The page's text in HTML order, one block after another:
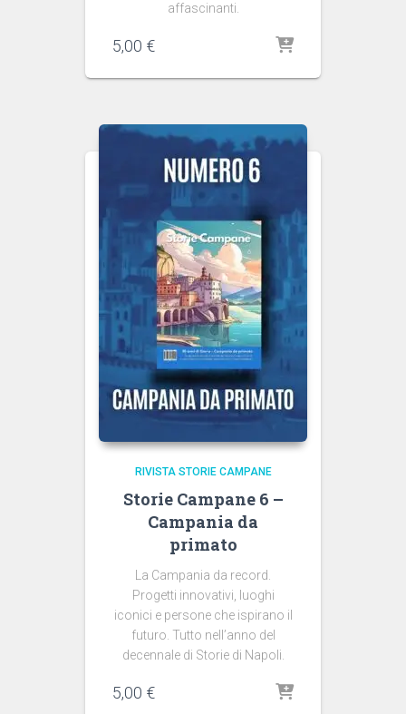
affascinanti.
5,00 €
RIVISTA STORIE CAMPANE
Storie Campane 6 –
Campania da
primato
La Campania da record.
Progetti innovativi, luoghi
iconici e persone che ispirano il
futuro. Tutto nell’anno del
decennale di Storie di Napoli.
5,00 €